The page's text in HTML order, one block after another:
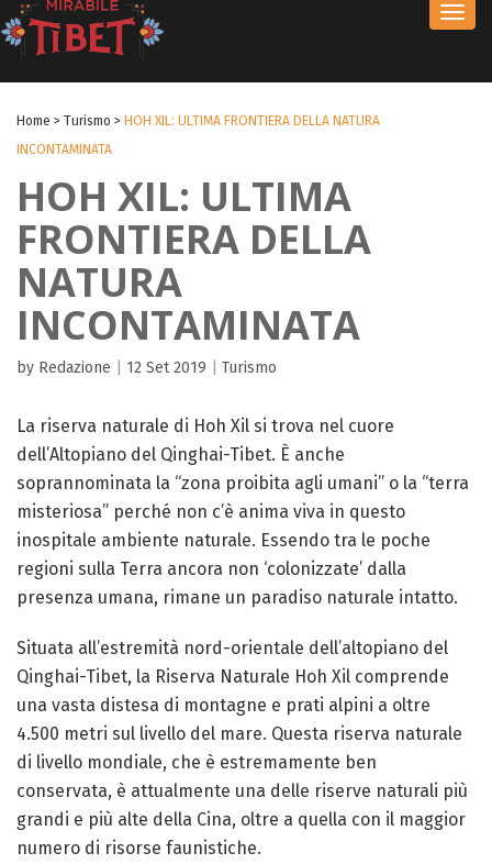
Home > Turismo > HOH XIL: ULTIMA FRONTIERA DELLA NATURA
INCONTAMINATA
HOH XIL: ULTIMA
FRONTIERA DELLA
NATURA
INCONTAMINATA
by Redazione 12 Set 2019 Turismo
La riserva naturale di Hoh Xil si trova nel cuore
dell’Altopiano del Qinghai-Tibet. È anche
soprannominata la “zona proibita agli umani” o la “terra
misteriosa” perché non c’è anima viva in questo
inospitale ambiente naturale. Essendo tra le poche
regioni sulla Terra ancora non ‘colonizzate’ dalla
presenza umana, rimane un paradiso naturale intatto.
Situata all’estremità nord-orientale dell’altopiano del
Qinghai-Tibet, la Riserva Naturale Hoh Xil comprende
una vasta distesa di montagne e prati alpini a oltre
4.500 metri sul livello del mare. Questa riserva naturale
di livello mondiale, che è estremamente ben
conservata, è attualmente una delle riserve naturali più
grandi e più alte della Cina, oltre a quella con il maggior
numero di risorse faunistiche.